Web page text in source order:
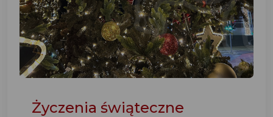
Życzenia świąteczne